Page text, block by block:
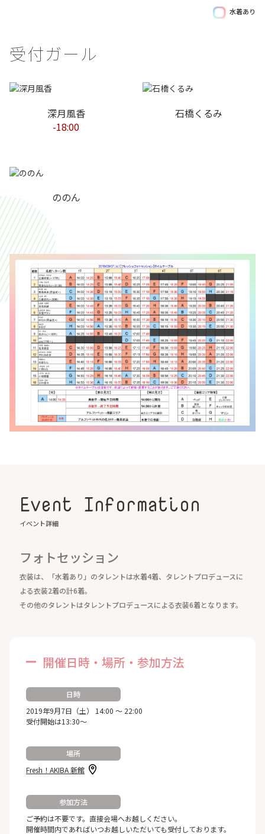
水着あり
受付ガール
深月風香
-18:00
石橋くるみ
ののん
Event Information
イベント詳細
フォトセッション
衣装は、「水着あり」のタレントは水着4着、タレントプロデュースに
よる衣装2着の計6着。
その他のタレントはタレントプロデュースによる衣装6着となります。
開催日時・場所・参加方法
日時
2019年9月7日（土） 14:00 ～ 22:00
受付開始は13:30～
場所
Fresh！AKIBA 新館
参加方法
ご予約は不要です。直接会場へお越しください。
開催時間内であればいつお越しいただいても受付しております。